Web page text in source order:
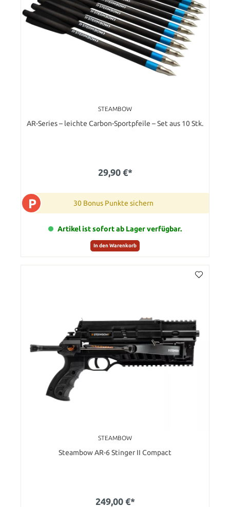
STEAMBOW
AR-Series – leichte Carbon-Sportpfeile – Set aus 10 Stk.
29,90 €*
P 30 Bonus Punkte sichern
Artikel ist sofort ab Lager verfügbar.
In den Warenkorb
STEAMBOW
Steambow AR-6 Stinger II Compact
249,00 €*